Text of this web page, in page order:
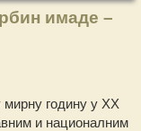
имаде –
годину у XX
и националним